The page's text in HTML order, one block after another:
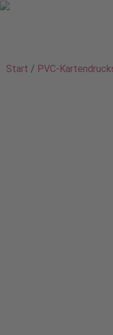
Start / PVC-